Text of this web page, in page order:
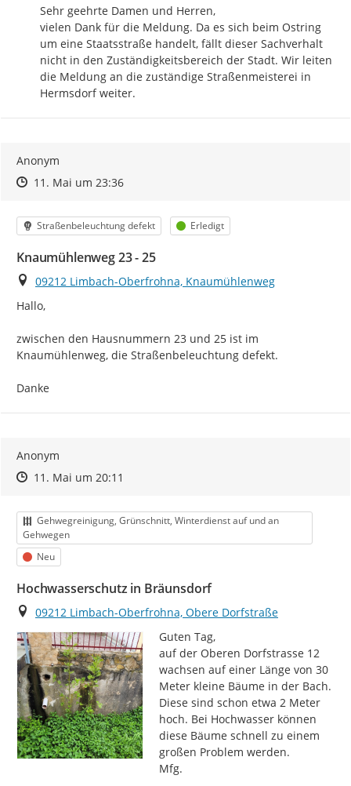
Sehr geehrte Damen und Herren,
vielen Dank für die Meldung. Da es sich beim Ostring
um eine Staatsstraße handelt, fällt dieser Sachverhalt
nicht in den Zuständigkeitsbereich der Stadt. Wir leiten
die Meldung an die zuständige Straßenmeisterei in
Hermsdorf weiter.
Anonym
Zeitpunkt des Erstellens
Zeitpunkt des Erstellens
11. Mai um 23:36Zur Äußerung
Kategorie
Straßenbeleuchtung defekt Status
Erledigt
Knaumühlenweg 23 - 25
Ort
09212 Limbach-Oberfrohna, Knaumühlenweg
Hallo,
zwischen den Hausnummern 23 und 25 ist im
Knaumühlenweg, die Straßenbeleuchtung defekt.
Danke
Anonym
Zeitpunkt des Erstellens
Zeitpunkt des Erstellens
11. Mai um 20:11
Kategorie
Gehwegreinigung, Grünschnitt, Winterdienst auf und an
Gehwegen
Status
Neu
Hochwasserschutz in Bräunsdorf
Ort
09212 Limbach-Oberfrohna, Obere Dorfstraße
Guten Tag,
auf der Oberen Dorfstrasse 12
wachsen auf einer Länge von 30
Meter kleine Bäume in der Bach.
Diese sind schon etwa 2 Meter
hoch. Bei Hochwasser können
diese Bäume schnell zu einem
großen Problem werden.
Mfg.